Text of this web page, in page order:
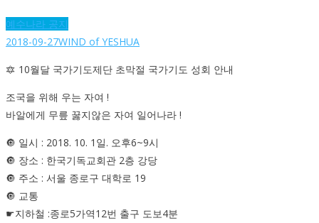
예수나라 공지
2018-09-27WIND of YESHUA
🔯 10월달 국가기도제단 초막절 국가기도 성회 안내
조국을 위해 우는 자여 !
바알에게 무릎 꿇지않은 자여 일어나라 !
🔘 일시 : 2018. 10. 1일. 오후6~9시
🔘 장소 : 한국기독교회관 2층 강당
🔘 주소 : 서울 종로구 대학로 19
🔘 교통
☛지하철 :종로5가역12번 출구 도보4분